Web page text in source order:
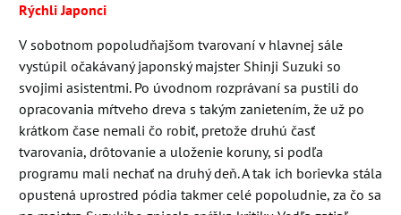
Rýchli Japonci
V sobotnom popoludňajšom tvarovaní v hlavnej sále
vystúpil očakávaný japonský majster Shinji Suzuki so
svojimi asistentmi. Po úvodnom rozprávaní sa pustili do
opracovania mŕtveho dreva s takým zanietením, že už po
krátkom čase nemali čo robiť, pretože druhú časť
tvarovania, drôtovanie a uloženie koruny, si podľa
programu mali nechať na druhý deň. A tak ich borievka stála
opustená uprostred pódia takmer celé popoludnie, za čo sa